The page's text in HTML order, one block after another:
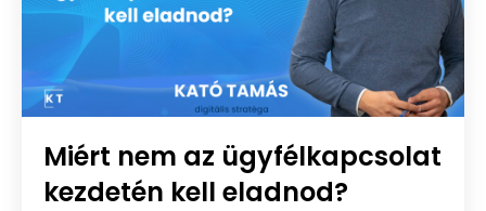
Miért nem az ügyfélkapcsolat
kezdetén kell eladnod?